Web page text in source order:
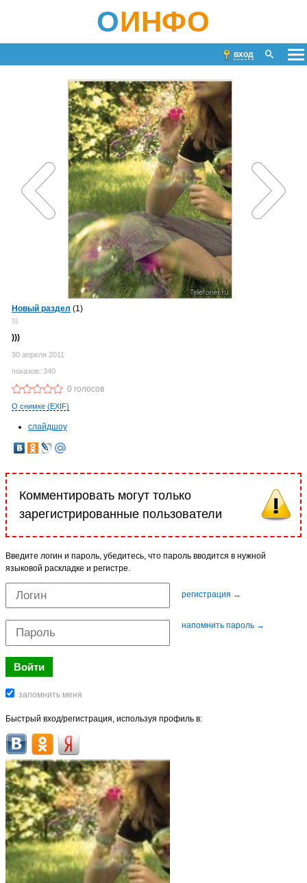
ОИНФО
вход
Новый раздел (1)
)))
)))
30 апреля 2011
показов: 340
0 голосов
О снимке (EXIF)
слайдшоу
Комментировать могут только
зарегистрированные пользователи
Введите логин и пароль, убедитесь, что пароль вводится в нужной
языковой раскладке и регистре.
регистрация →
напомнить пароль →
Быстрый вход/регистрация, используя профиль в: